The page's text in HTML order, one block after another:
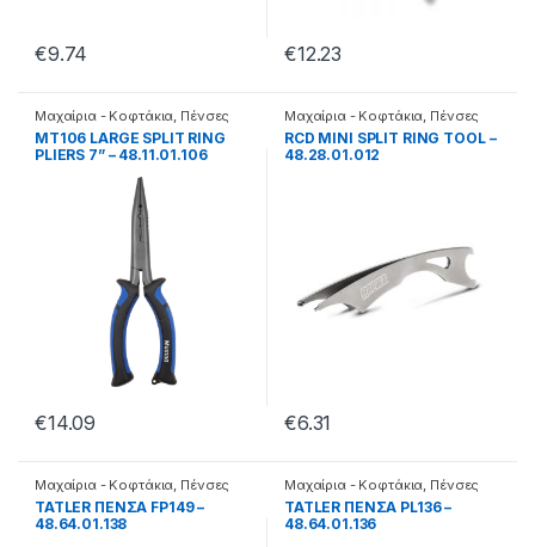
€9.74 €12.23
Μαχαίρια - Κοφτάκια, Πένσες
MT106 LARGE SPLIT RING
PLIERS 7” – 48.11.01.106
€14.09
Μαχαίρια - Κοφτάκια, Πένσες
RCD MINI SPLIT RING TOOL –
48.28.01.012
€6.31
Μαχαίρια - Κοφτάκια, Πένσες
TATLER ΠΕΝΣΑ FP149 –
48.64.01.138
Μαχαίρια - Κοφτάκια, Πένσες
TATLER ΠΕΝΣΑ PL136 –
48.64.01.136